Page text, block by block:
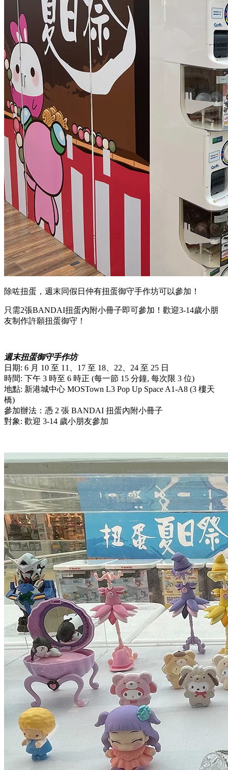
除咗扭蛋，週末同假日仲有扭蛋御守手作坊可以參加！
只需2張BANDAI扭蛋內附小冊子即可參加！歡迎3-14歲小朋
友制作許願扭蛋御守！
週末扭蛋御守手作坊
日期: 6 月 10 至 11、17 至 18、22、24 至 25 日
時間: 下午 3 時至 6 時正 (每一節 15 分鐘, 每次限 3 位)
地點: 新港城中心 MOSTown L3 Pop Up Space A1-A8 (3 樓天
橋)
參加辦法：憑 2 張 BANDAI 扭蛋內附小冊子
對象: 歡迎 3-14 歲小朋友參加